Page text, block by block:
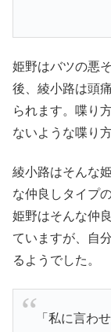
姫野はバツの悪
後、綾小路は頭
られます。喋り
ないような喋り
綾小路はそんな
な仲良しタイプ
姫野はそんな仲
ていますが、自
るようでした。
「私に言わ